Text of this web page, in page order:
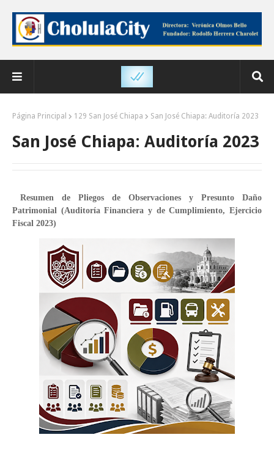
Página Principal 129 San José Chiapa San José Chiapa: Auditoría 2023
San José Chiapa: Auditoría 2023
Resumen de Pliegos de Observaciones y Presunto Daño
Patrimonial (Auditoría Financiera y de Cumplimiento, Ejercicio
Fiscal 2023)